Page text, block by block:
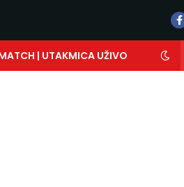
| UTAKMICA UŽIVO